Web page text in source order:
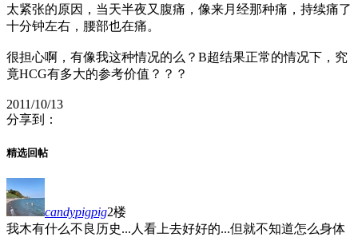
太紧张的原因，当天半夜又腹痛，像来月经那种痛，持续痛了
十分钟左右，腰部也在痛。
很担心啊，有像我这种情况的么？B超结果正常的情况下，究
竟HCG有多大的参考价值？？？
2011/10/13
分享到：
精选回帖
candypigpig2楼
我木有什么不良历史...人看上去好好的...但就不知道怎么身体